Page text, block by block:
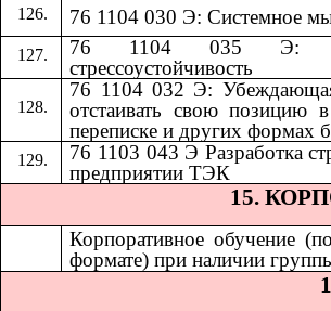
76 1104 030 Э: Системное
76 1104 035 Э:
стрессоустойчивость
76 1104 032 Э:
отстаивать свою позицию
переписке и других формах
76 1103 043 Э Разработка
предприятии ТЭК
15.
Корпоративное обучение
формате) при наличии